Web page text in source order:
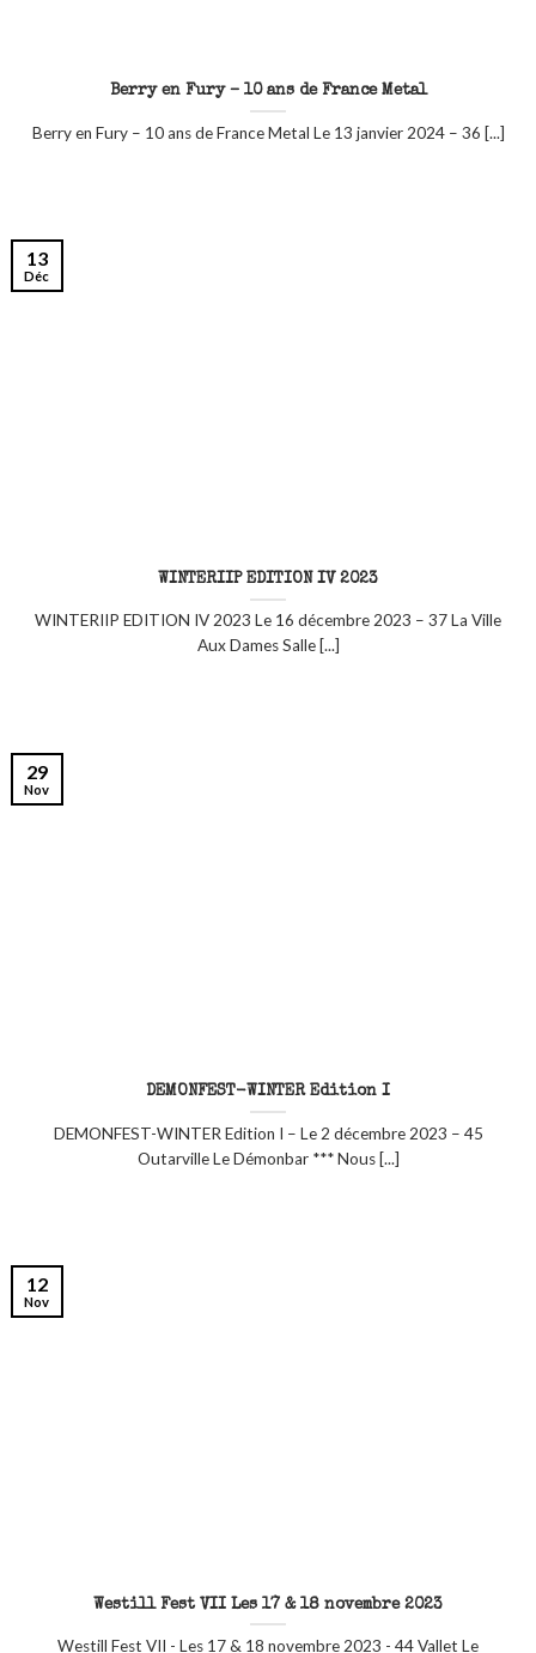
Berry en Fury – 10 ans de France Metal
Berry en Fury – 10 ans de France Metal Le 13 janvier 2024 – 36 [...]
WINTERIIP EDITION IV 2023
WINTERIIP EDITION IV 2023 Le 16 décembre 2023 – 37 La Ville
Aux Dames Salle [...]
13
Déc
DEMONFEST-WINTER Edition I
DEMONFEST-WINTER Edition I – Le 2 décembre 2023 – 45
Outarville Le Démonbar *** Nous [...]
29
Nov
Westill Fest VII Les 17 & 18 novembre 2023
Westill Fest VII - Les 17 & 18 novembre 2023 - 44 Vallet Le
12
Nov